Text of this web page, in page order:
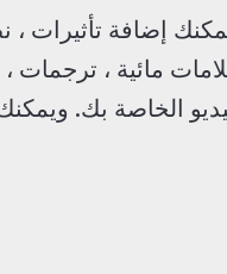
إضافة تأثيرات
مائية ،
الخاصة بك.